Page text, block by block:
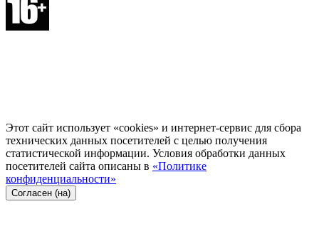
Этот сайт использует «cookies» и интернет-сервис для сбора
технических данных посетителей с целью получения
статистической информации. Условия обработки данных
посетителей сайта описаны в «Политике
конфиденциальности»
Согласен (на)